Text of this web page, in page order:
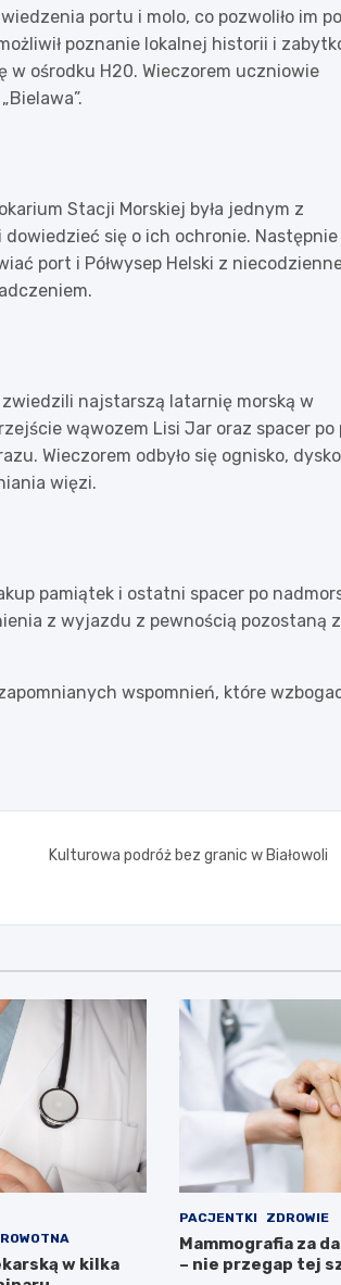
portu i molo, co pozwoliło im
poznanie lokalnej historii i
w ośrodku H20. Wieczorem uczniowie
Stacji Morskiej była jednym z
się o ich ochronie. Następnie
port i Półwysep Helski z
najstarszą latarnię morską w
wąwozem Lisi Jar oraz spacer po
Wieczorem odbyło się ognisko,
więzi.
pamiątek i ostatni spacer po
z wyjazdu z pewnością pozostaną z
wspomnień, które
Kulturowa podróż bez granic w Białowoli
w kilka
PACJENTKI ZDROWIE
Mammografia za
– nie przegap tej